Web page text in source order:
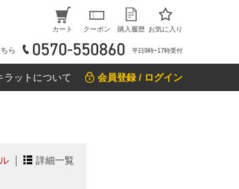
カート クーポン 購入履歴 お気に入り
ら 平日9時ｰ17時受付
ラットについて 会員登録 / ログイン
詳細一覧